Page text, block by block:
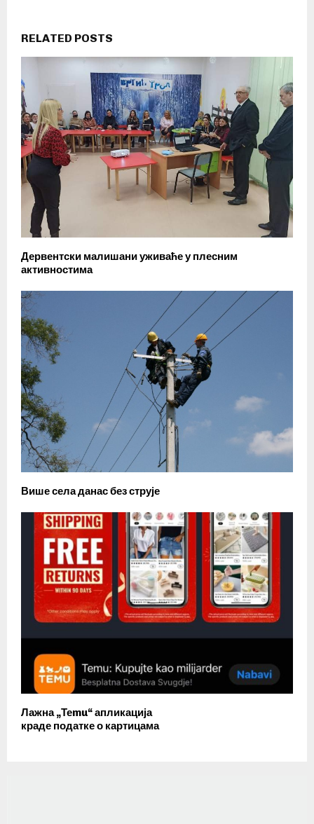
RELATED POSTS
Дервентски малишани уживаће у плесним
активностима
Више села данас без струје
Лажна „Теmu“ апликација
краде податке о картицама